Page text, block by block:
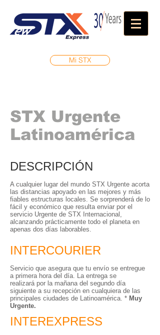
Mi STX
STX Urgente
Latinoamérica
DESCRIPCIÓN
A cualquier lugar del mundo STX Urgente acorta
las distancias apoyado en las mejores y más
fiables estructuras locales. Se sorprenderá de lo
fácil y económico que resulta enviar por el
servicio Urgente de STX Internacional,
alcanzando prácticamente todo el planeta en
apenas dos días laborables.
INTERCOURIER
Servicio que asegura que tu envío se entregue
a primera hora del día. La entrega se
realizará por la mañana del segundo día
siguiente a su recepción en cualquiera de las
principales ciudades de Latinoamérica. * Muy
Urgente.
INTEREXPRESS